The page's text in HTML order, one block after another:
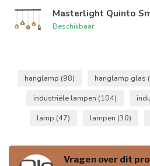
Masterlight Quinto
Beschikbaar
hanglamp (98) hanglamp glas
industriële lampen (104)
lamp (47) lampen (30)
Vragen over dit